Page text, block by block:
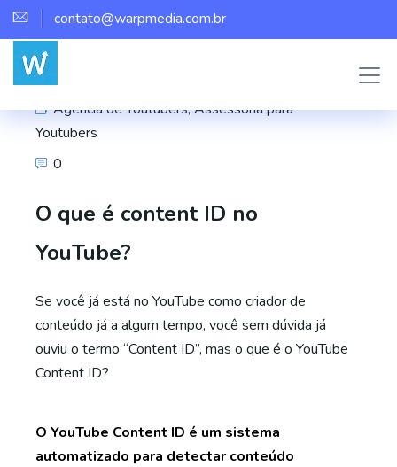
contato@warpmedia.com.br
Agência de Youtubers,Assessoria para
Youtubers
0
O que é content ID no
YouTube?
Se você já está no YouTube como criador de
conteúdo já a algum tempo, você sem dúvida já
ouviu o termo “Content ID”, mas o que é o YouTube
Content ID?
O YouTube Content ID é um sistema
automatizado para detectar conteúdo